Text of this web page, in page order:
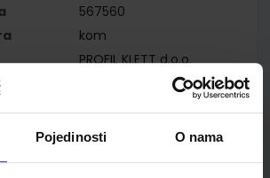
Pojedinosti O nama
567560
kom
PROFIL KLETT d.o.o.
Sarah Fleer Ute Koithan
Bettina Schwieger Tanja
20 2.RAZRED SŠ